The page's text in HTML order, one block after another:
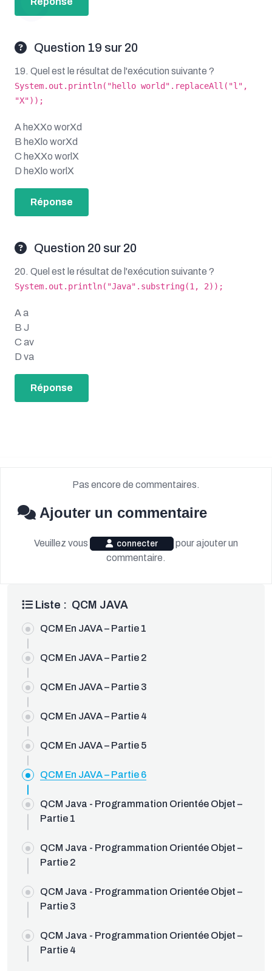
Question 19 sur 20
19. Quel est le résultat de l'exécution suivante ?
System.out.println("hello world".replaceAll("l",
"X"));
A heXXo worXd
B heXlo worXd
C heXXo worlX
D heXlo worlX
Réponse
Question 20 sur 20
20. Quel est le résultat de l'exécution suivante ?
System.out.println("Java".substring(1, 2));
A a
B J
C av
D va
Réponse
Pas encore de commentaires.
Ajouter un commentaire
Veuillez vous connecter
pour ajouter un
commentaire.
OUDEV.NET
Liste : QCM JAVA
QCM En JAVA – Partie 1
QCM En JAVA – Partie 2
QCM En JAVA – Partie 3
QCM En JAVA – Partie 4
QCM En JAVA – Partie 5
QCM En JAVA – Partie 6
QCM Java - Programmation Orientée Objet –
Partie 1
QCM Java - Programmation Orientée Objet –
Partie 2
QCM Java - Programmation Orientée Objet –
Partie 3
QCM Java - Programmation Orientée Objet –
Partie 4